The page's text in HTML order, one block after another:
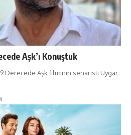
Aşk’ı Konuştuk
Derecede Aşk filminin senaristi Uygar